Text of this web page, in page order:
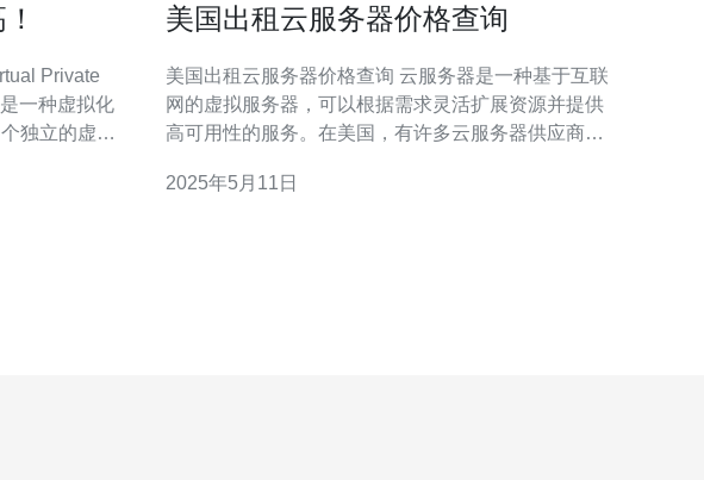
一种虚拟化
独立的虚拟
美国出租云服务器价格查询
美国出租云服务器价格查询 云服务器是一种基于互联
网的虚拟服务器，可以根据需求灵活扩展资源并提供
高可用性的服务。在美国，有许多云服务器供应商提
合您需求的云服务器，以下是一些常见的云服务器供
2025年5月11日